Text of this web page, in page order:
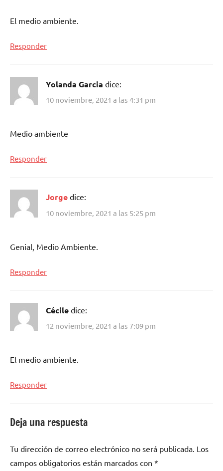
El medio ambiente.
Responder
Yolanda Garcia dice:
10 noviembre, 2021 a las 4:31 pm
Medio ambiente
Responder
Jorge dice:
10 noviembre, 2021 a las 5:25 pm
Genial, Medio Ambiente.
Responder
Cécile dice:
12 noviembre, 2021 a las 7:09 pm
El medio ambiente.
Responder
Deja una respuesta
Tu dirección de correo electrónico no será publicada. Los
campos obligatorios están marcados con *